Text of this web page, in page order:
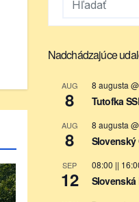
Nadchádzajúce
AUG
8
8 augusta
Tutofka
AUG
8
8 augusta
Slovenský
SEP
12
08:00 ||
Slovenská